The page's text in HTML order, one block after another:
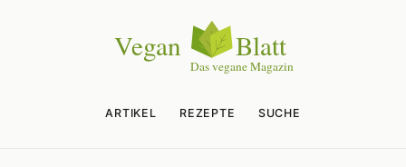
ARTIKEL REZEPTE SUCHE